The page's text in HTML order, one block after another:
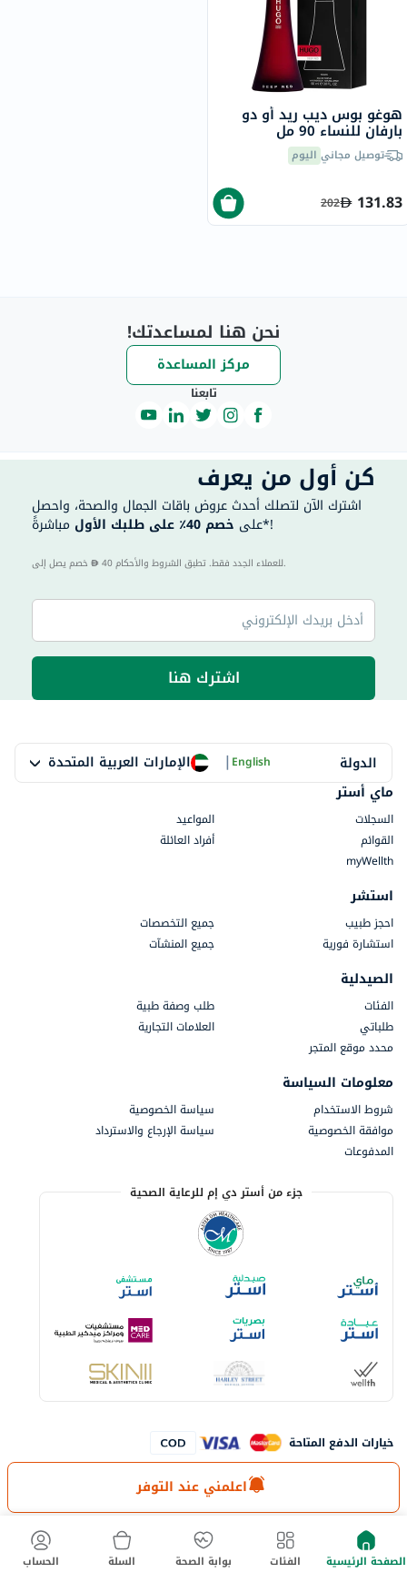
اعلمني عند التوفر
هوغو بوس ديب ريد أو دو
بارفان للنساء 90 مل
توصيل مجاني اليوم
131.83
202
نحن هنا لمساعدتك!
مركز المساعدة
تابعنا
كن أول من يعرف
اشترك الآن لتصلك أحدث عروض باقات الجمال والصحة، واحصل
على خصم 40٪ على طلبك الأول مباشرةً*!
40 للعملاء الجدد فقط. تطبق الشروط والأحكام.
اشترك هنا
الدولة الإمارات العربية المتحدة |English
ماي أستر
السجلات
المواعيد
القوائم
أفراد العائلة
myWellth
استشر
احجز طبيب
جميع التخصصات
استشارة فورية
جميع المنشآت
الصيدلية
الفئات
طلب وصفة طبية
طلباتي
العلامات التجارية
محدد موقع المتجر
معلومات السياسة
شروط الاستخدام
سياسة الخصوصية
موافقة الخصوصية
سياسة الإرجاع والاسترداد
المدفوعات
جزء من أستر دي إم للرعاية الصحية
خيارات الدفع المتاحة
الصفحة الرئيسية الفئات بوابة الصحة السلة الحساب